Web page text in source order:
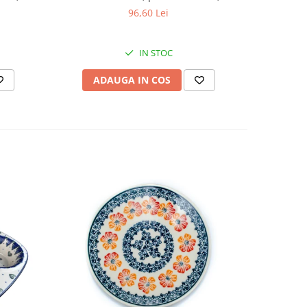
cm
96,60 Lei
IN STOC
ADAUGA IN COS